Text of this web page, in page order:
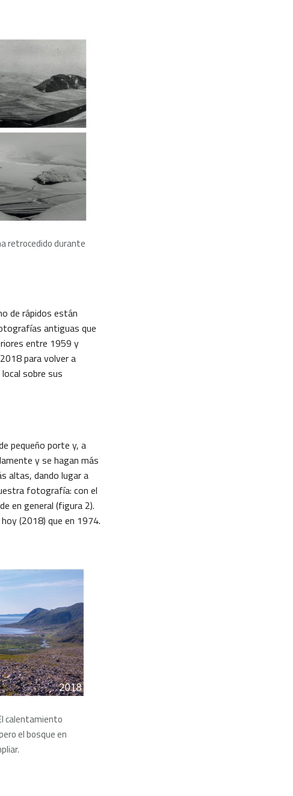
retrocedido durante
de rápidos están
antiguas que
entre 1959 y
para volver a
sobre sus
pequeño porte y, a
y se hagan más
altas, dando lugar a
fotografía: con el
en general (figura 2).
(2018) que en 1974.
calentamiento
el bosque en